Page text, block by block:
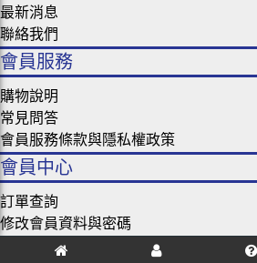
最新消息
聯絡我們
會員服務
購物說明
常見問答
會員服務條款與隱私權政策
會員中心
訂單查詢
修改會員資料與密碼
忘記密碼